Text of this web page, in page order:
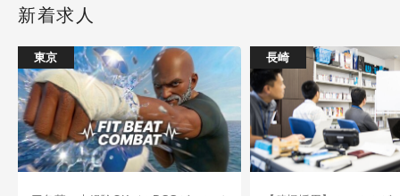
新着求人
東京 長崎